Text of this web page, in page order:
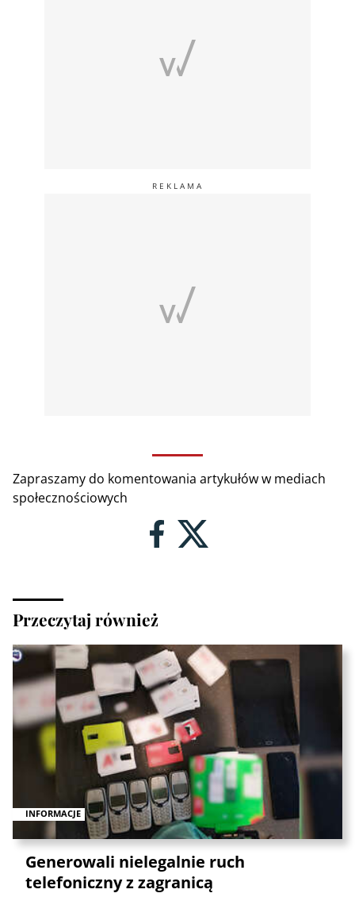
Zapraszamy do komentowania artykułów w mediach
społecznościowych
Przeczytaj również
INFORMACJE
Generowali nielegalnie ruch
telefoniczny z zagranicą